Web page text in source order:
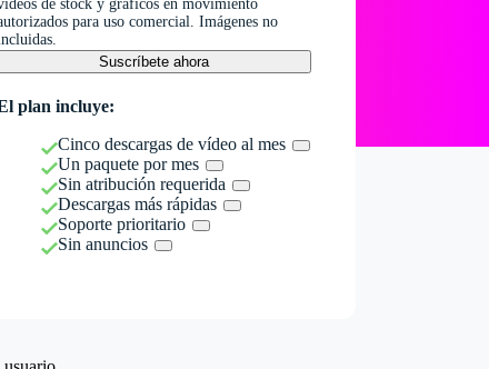
de stock y gráficos en movimiento
para uso comercial. Imágenes no
Suscríbete ahora
plan incluye:
Cinco descargas de vídeo al mes
Un paquete por mes
Sin atribución requerida
Descargas más rápidas
Soporte prioritario
Sin anuncios